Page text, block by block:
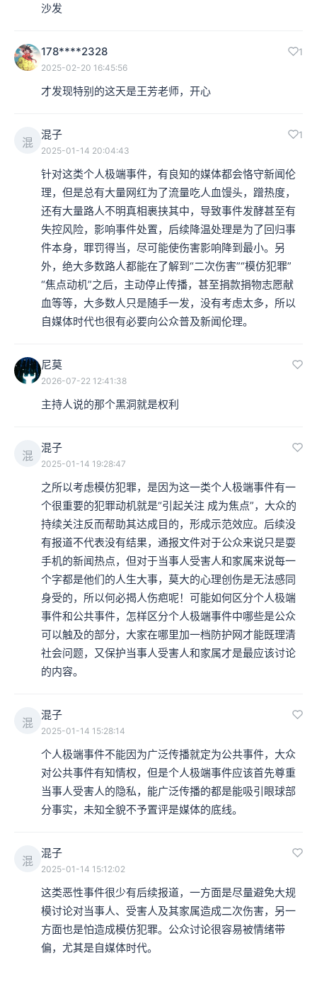
沙发
178****2328 1
2025-02-20 16:45:56
才发现特别的这天是王芳老师，开心
混
混子 1
2025-01-14 20:04:43
针对这类个人极端事件，有良知的媒体都会恪守新闻伦
理，但是总有大量网红为了流量吃人血馒头，蹭热度，
还有大量路人不明真相裹挟其中，导致事件发酵甚至有
失控风险，影响事件处置，后续降温处理是为了回归事
件本身，罪罚得当，尽可能使伤害影响降到最小。另
外，绝大多数路人都能在了解到“二次伤害”“模仿犯罪”
“焦点动机”之后，主动停止传播，甚至捐款捐物志愿献
血等等，大多数人只是随手一发，没有考虑太多，所以
自媒体时代也很有必要向公众普及新闻伦理。
尼莫
2026-07-22 12:41:38
主持人说的那个黑洞就是权利
混
混子
2025-01-14 19:28:47
之所以考虑模仿犯罪，是因为这一类个人极端事件有一
个很重要的犯罪动机就是“引起关注 成为焦点”，大众的
持续关注反而帮助其达成目的，形成示范效应。后续没
有报道不代表没有结果，通报文件对于公众来说只是耍
手机的新闻热点，但对于当事人受害人和家属来说每一
个字都是他们的人生大事，莫大的心理创伤是无法感同
身受的，所以何必揭人伤疤呢！可能如何区分个人极端
事件和公共事件，怎样区分个人极端事件中哪些是公众
可以触及的部分，大家在哪里加一档防护网才能既理清
社会问题，又保护当事人受害人和家属才是最应该讨论
的内容。
混
混子
2025-01-14 15:28:14
个人极端事件不能因为广泛传播就定为公共事件，大众
对公共事件有知情权，但是个人极端事件应该首先尊重
当事人受害人的隐私，能广泛传播的都是能吸引眼球部
分事实，未知全貌不予置评是媒体的底线。
混
混子
2025-01-14 15:12:02
这类恶性事件很少有后续报道，一方面是尽量避免大规
模讨论对当事人、受害人及其家属造成二次伤害，另一
方面也是怕造成模仿犯罪。公众讨论很容易被情绪带
偏，尤其是自媒体时代。